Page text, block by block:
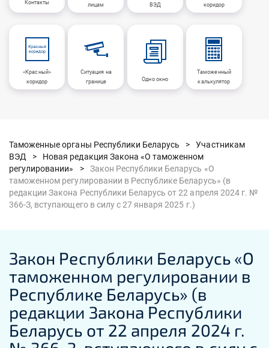
Контакты
лицам
ВЭД
коридор
«Красный»
коридор
Ситуация на
границе
Одно окно
Таможенный
калькулятор
Таможенные органы Республики Беларусь >
Участникам
ВЭД >
Новая редакция Закона «О таможенном
регулировании» >
Закон Республики Беларусь «О
таможенном регулировании в Республике Беларусь» (в
редакции Закона Республики Беларусь от 22 апреля 2024 г. №
366-З, вступающего в силу с 27 января 2025 г.)
Закон Республики Беларусь «О
таможенном регулировании в
Республике Беларусь» (в
редакции Закона Республики
Беларусь от 22 апреля 2024 г.